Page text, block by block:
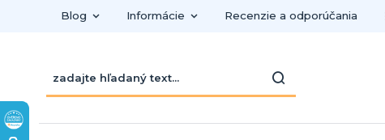
Blog Informácie Recenzie a odporúčania